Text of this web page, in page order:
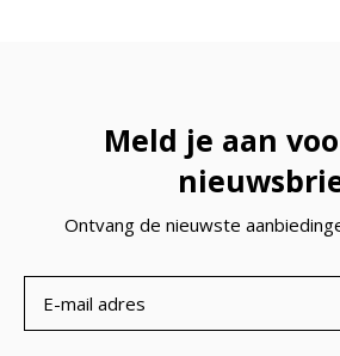
Meld je aan
Ontvang de nieuwste